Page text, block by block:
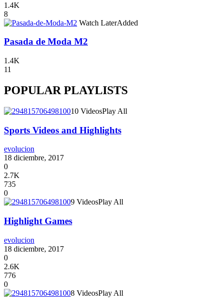
1.4K
8
Watch LaterAdded
Pasada de Moda M2
1.4K
11
POPULAR PLAYLISTS
10 VideosPlay All
Sports Videos and Highlights
evolucion
18 diciembre, 2017
0
2.7K
735
0
9 VideosPlay All
Highlight Games
evolucion
18 diciembre, 2017
0
2.6K
776
0
8 VideosPlay All